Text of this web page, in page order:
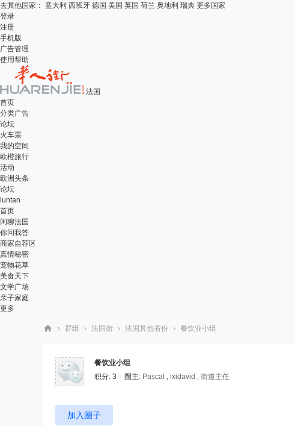
去其他国家： 意大利 西班牙 德国 美国 英国 荷兰 奥地利 瑞典 更多国家
登录
注册
手机版
广告管理
使用帮助
法国
首页
分类广告
论坛
火车票
我的空间
欧橙旅行
活动
欧洲头条
论坛
luntan
首页
闲聊法国
你问我答
商家自荐区
真情秘密
宠物花草
美食天下
文学广场
亲子家庭
更多
› 群组 › 法国街 › 法国其他省份 › 餐饮业小组
餐饮业小组
积分: 3 圈主: Pascal , ixidavid , 街道主任
加入圈子